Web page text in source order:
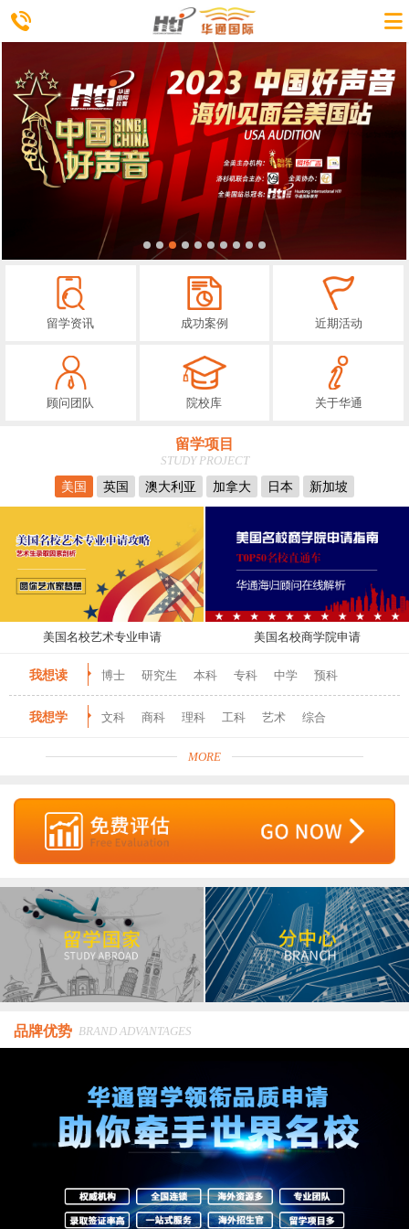
留学资讯 成功案例 近期活动
顾问团队 院校库 关于华通
留学项目
STUDY PROJECT
美国
英国 澳大利亚 加拿大 日本 新加坡
美国名校艺术专业申请 美国名校商学院申请
我想读 博士 研究生 本科 专科 中学 预科
我想学 文科 商科 理科 工科 艺术 综合
MORE
品牌优势 BRAND ADVANTAGES